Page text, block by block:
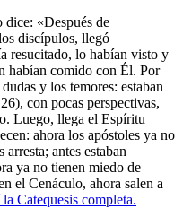
dice: «Después de
discípulos, llegó
resucitado, lo habían visto y
habían comido con Él. Por
y los temores: estaban
con pocas perspectivas,
Luego, llega el Espíritu
ahora los apóstoles ya no
antes estaban
ya no tienen miedo de
el Cenáculo, ahora salen a
Catequesis completa.